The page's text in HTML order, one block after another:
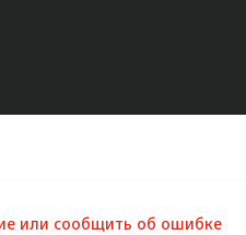
или сообщить об ошибке